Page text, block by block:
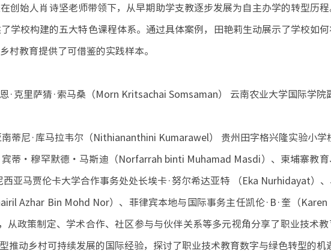
创始人肖诗坚老师带领下，从早期助学支教逐步发展为自主办学的转型历
校构建的五大特色课程体系。通过具体案例，田艳莉生动展示了学校如
教育提供了可借鉴的实践样本。
·克里萨猜·索马桑（Morn Kritsachai Somsaman） 云南农业大学国际学院
蒂尼·库马拉韦尔（Nithiananthini Kumarawel） 贵州田字格兴隆实验小学
蒂・穆罕默德・马斯迪（Norfarrah binti Muhamad Masdi）、柬埔寨教
亚马贾伦卡大学合作事务处处长埃卡·努尔希达亚特 （Eka Nurhidayat）
Azhar Bin Mohd Nor）、菲律宾本地与国际事务主任凯伦·B·奎（Karen
从政策制定、学术合作、社区参与与伙伴关系等多元视角分享了职业技术
推动乡村可持续发展的国际经验，探讨了职业技术教育数字与绿色转型的机